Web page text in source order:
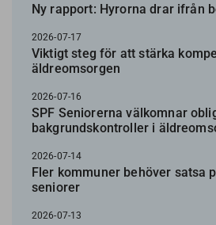
Ny rapport: Hyrorna drar ifrån
2026-07-17
Viktigt steg för att stärka
äldreomsorgen
2026-07-16
SPF Seniorerna välkomnar
bakgrundskontroller i
2026-07-14
Fler kommuner behöver satsa
seniorer
2026-07-13